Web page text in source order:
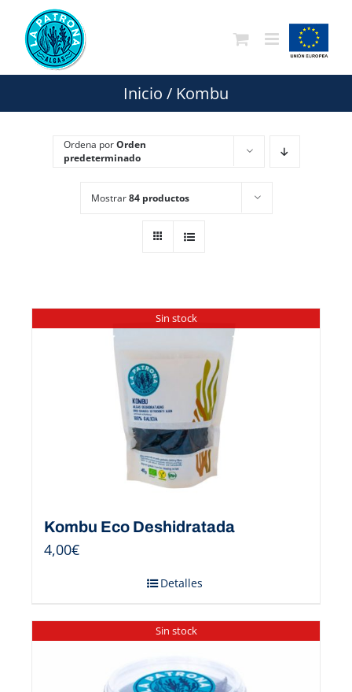
contenido
Inicio / Kombu
Ordena porOrden
predeterminado
Mostrar84 productos
Sin stock
Kombu Eco Deshidratada
4,00€
Detalles
Sin stock